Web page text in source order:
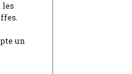
les
un